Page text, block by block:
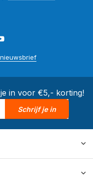
in voor €5,- korting!
Schrijf je in